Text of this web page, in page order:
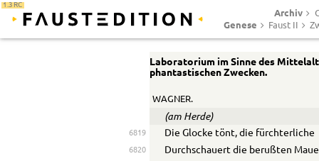
1.3 RC
Archiv
Genese Faust II
Laboratorium im Sinne des
phantastischen Zwecken.
WAGNER.
(am Herde)
6819 Die Glocke tönt, die fürchterliche
6820
Durchschauert die berußten